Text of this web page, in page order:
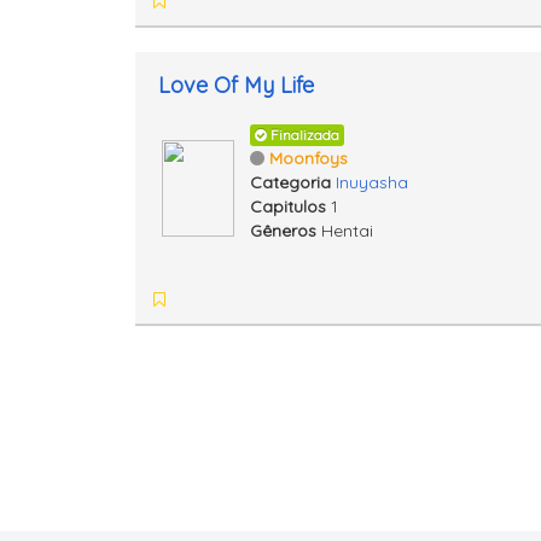
Love Of My Life
Finalizada
Moonfoys
Categoria Inuyasha
Capitulos 1
Gêneros Hentai